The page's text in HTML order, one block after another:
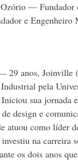
— Fundador
e Engenheiro
29 anos, Joinville
pela
sua jornada
design e
atuou como líder
na carreira
os dois anos